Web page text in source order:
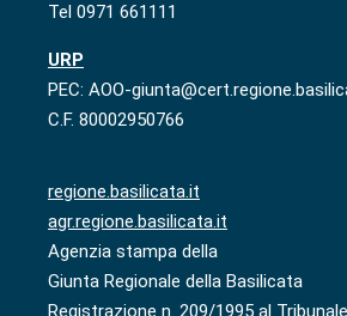
Tel 0971 661111
URP
PEC: AOO-
C.F. 80002950766
regione.basilicata.it
agr.regione.basilicata.it
Agenzia stampa della
Giunta Regionale della Basilicata
Registrazione n. 209/1995 al